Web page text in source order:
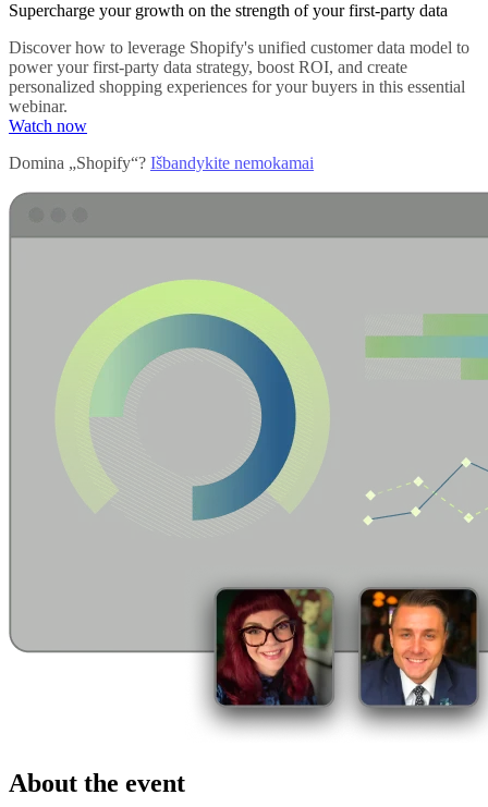
Supercharge your growth on the strength of your first-party data
Discover how to leverage Shopify's unified customer data model to
power your first-party data strategy, boost ROI, and create
personalized shopping experiences for your buyers in this essential
webinar.
Watch now
Domina „Shopify“? Išbandykite nemokamai
About the event